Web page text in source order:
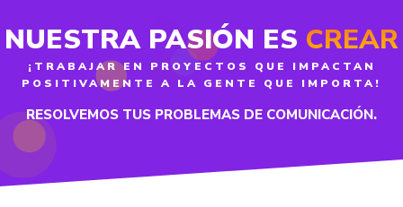
NUESTRA PASIÓN ES CREAR
¡TRABAJAR EN PROYECTOS QUE IMPACTAN
POSITIVAMENTE A LA GENTE QUE IMPORTA!
RESOLVEMOS TUS PROBLEMAS DE COMUNICACIÓN.